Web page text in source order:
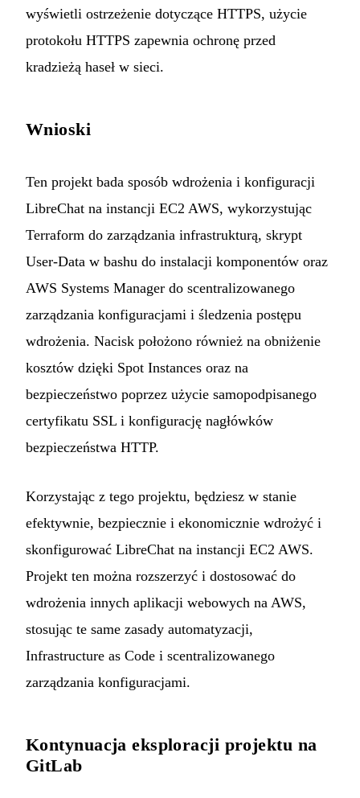
wyświetli ostrzeżenie dotyczące HTTPS, użycie
protokołu HTTPS zapewnia ochronę przed
kradzieżą haseł w sieci.
Wnioski
Ten projekt bada sposób wdrożenia i konfiguracji
LibreChat na instancji EC2 AWS, wykorzystując
Terraform do zarządzania infrastrukturą, skrypt
User-Data w bashu do instalacji komponentów oraz
AWS Systems Manager do scentralizowanego
zarządzania konfiguracjami i śledzenia postępu
wdrożenia. Nacisk położono również na obniżenie
kosztów dzięki Spot Instances oraz na
bezpieczeństwo poprzez użycie samopodpisanego
certyfikatu SSL i konfigurację nagłówków
bezpieczeństwa HTTP.
Korzystając z tego projektu, będziesz w stanie
efektywnie, bezpiecznie i ekonomicznie wdrożyć i
skonfigurować LibreChat na instancji EC2 AWS.
Projekt ten można rozszerzyć i dostosować do
wdrożenia innych aplikacji webowych na AWS,
stosując te same zasady automatyzacji,
Infrastructure as Code i scentralizowanego
zarządzania konfiguracjami.
Kontynuacja eksploracji projektu na
GitLab